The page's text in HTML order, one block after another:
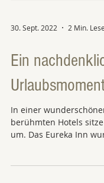
30. Sept. 2022 2 Min.
Ein
In einer
berühmten Hotels
um. Das Eureka Inn